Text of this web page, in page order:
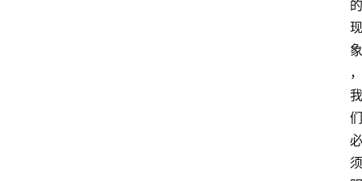
的
现
象
，
我
们
必
须